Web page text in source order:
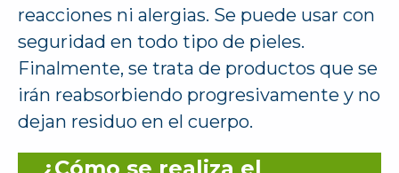
reacciones ni alergias. Se puede usar con
seguridad en todo tipo de pieles.
Finalmente, se trata de productos que se
irán reabsorbiendo progresivamente y no
dejan residuo en el cuerpo.
¿Cómo se realiza el